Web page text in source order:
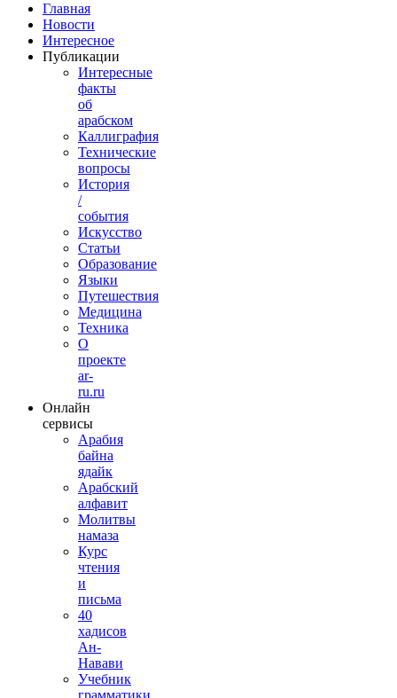
Главная
Новости
Интересное
Публикации
Интересные
факты
об
арабском
Каллиграфия
Технические
вопросы
История
/
события
Искусство
Статьи
Образование
Языки
Путешествия
Медицина
Техника
О
проекте
ar-
ru.ru
Онлайн
сервисы
Арабия
байна
ядайк
Арабский
алфавит
Молитвы
намаза
Курс
чтения
и
письма
40
хадисов
Ан-
Навави
Учебник